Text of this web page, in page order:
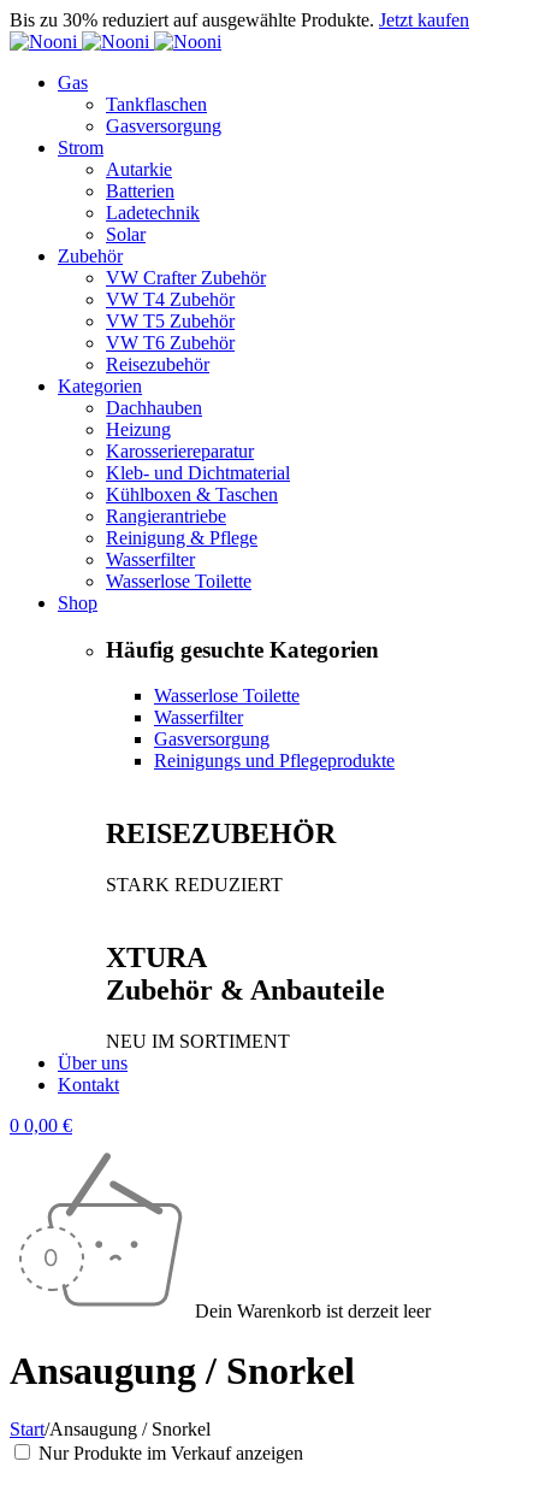
Bis zu 30% reduziert auf ausgewählte Produkte. Jetzt kaufen
Gas
Tankflaschen
Gasversorgung
Strom
Autarkie
Batterien
Ladetechnik
Solar
Zubehör
VW Crafter Zubehör
VW T4 Zubehör
VW T5 Zubehör
VW T6 Zubehör
Reisezubehör
Kategorien
Dachhauben
Heizung
Karosseriereparatur
Kleb- und Dichtmaterial
Kühlboxen & Taschen
Rangierantriebe
Reinigung & Pflege
Wasserfilter
Wasserlose Toilette
Shop
Häufig gesuchte Kategorien
Wasserlose Toilette
Wasserfilter
Gasversorgung
Reinigungs und Pflegeprodukte
REISEZUBEHÖR
STARK REDUZIERT
XTURA
Zubehör & Anbauteile
NEU IM SORTIMENT
Über uns
Kontakt
0 0,00 €
Dein Warenkorb ist derzeit leer
Ansaugung / Snorkel
Start/Ansaugung / Snorkel
Nur Produkte im Verkauf anzeigen